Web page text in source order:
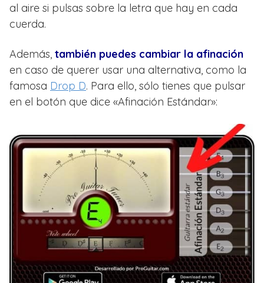
al aire si pulsas sobre la letra que hay en cada
cuerda.
Además, también puedes cambiar la afinación
en caso de querer usar una alternativa, como la
famosa Drop D. Para ello, sólo tienes que pulsar
en el botón que dice «Afinación Estándar»: